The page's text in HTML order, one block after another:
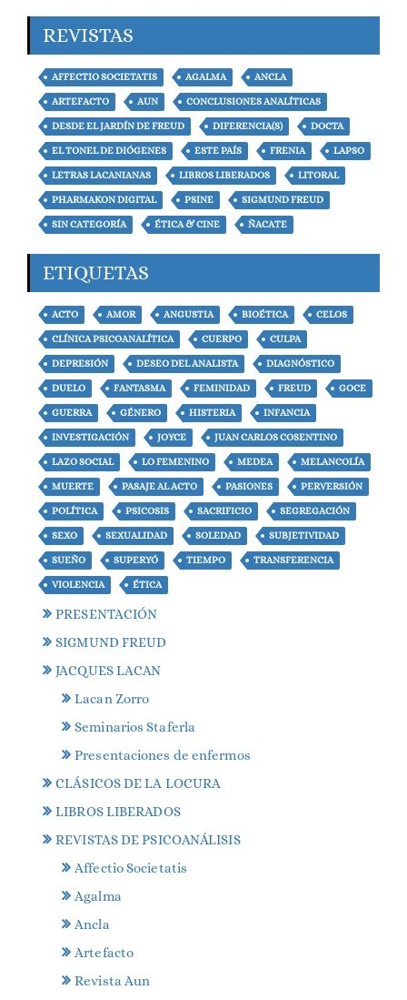
REVISTAS
AFFECTIO SOCIETATIS AGALMA ANCLA
ARTEFACTO AUN CONCLUSIONES ANALÍTICAS
DESDE EL JARDÍN DE FREUD DIFERENCIA(S) DOCTA
EL TONEL DE DIÓGENES ESTE PAÍS FRENIA LAPSO
LETRAS LACANIANAS LIBROS LIBERADOS LITORAL
PHARMAKON DIGITAL PSINE SIGMUND FREUD
SIN CATEGORÍA ÉTICA & CINE ÑACATE
ETIQUETAS
ACTO AMOR ANGUSTIA BIOÉTICA CELOS
CLÍNICA PSICOANALÍTICA CUERPO CULPA
DEPRESIÓN DESEO DEL ANALISTA DIAGNÓSTICO
DUELO FANTASMA FEMINIDAD FREUD GOCE
GUERRA GÉNERO HISTERIA INFANCIA
INVESTIGACIÓN JOYCE JUAN CARLOS COSENTINO
LAZO SOCIAL LO FEMENINO MEDEA MELANCOLÍA
MUERTE PASAJE AL ACTO PASIONES PERVERSIÓN
POLÍTICA PSICOSIS SACRIFICIO SEGREGACIÓN
SEXO SEXUALIDAD SOLEDAD SUBJETIVIDAD
SUEÑO SUPERYÓ TIEMPO TRANSFERENCIA
VIOLENCIA ÉTICA
PRESENTACIÓN
SIGMUND FREUD
JACQUES LACAN
Lacan Zorro
Seminarios Staferla
Presentaciones de enfermos
CLÁSICOS DE LA LOCURA
LIBROS LIBERADOS
REVISTAS DE PSICOANÁLISIS
Affectio Societatis
Agalma
Ancla
Artefacto
Revista Aun